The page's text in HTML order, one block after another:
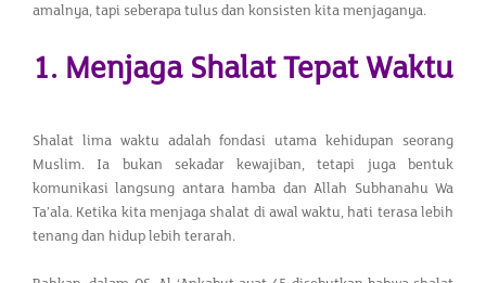
amalnya, tapi seberapa tulus dan konsisten kita menjaganya.
1. Menjaga Shalat Tepat Waktu
Shalat lima waktu adalah fondasi utama kehidupan seorang
Muslim. Ia bukan sekadar kewajiban, tetapi juga bentuk
komunikasi langsung antara hamba dan Allah Subhanahu Wa
Ta’ala. Ketika kita menjaga shalat di awal waktu, hati terasa lebih
tenang dan hidup lebih terarah.